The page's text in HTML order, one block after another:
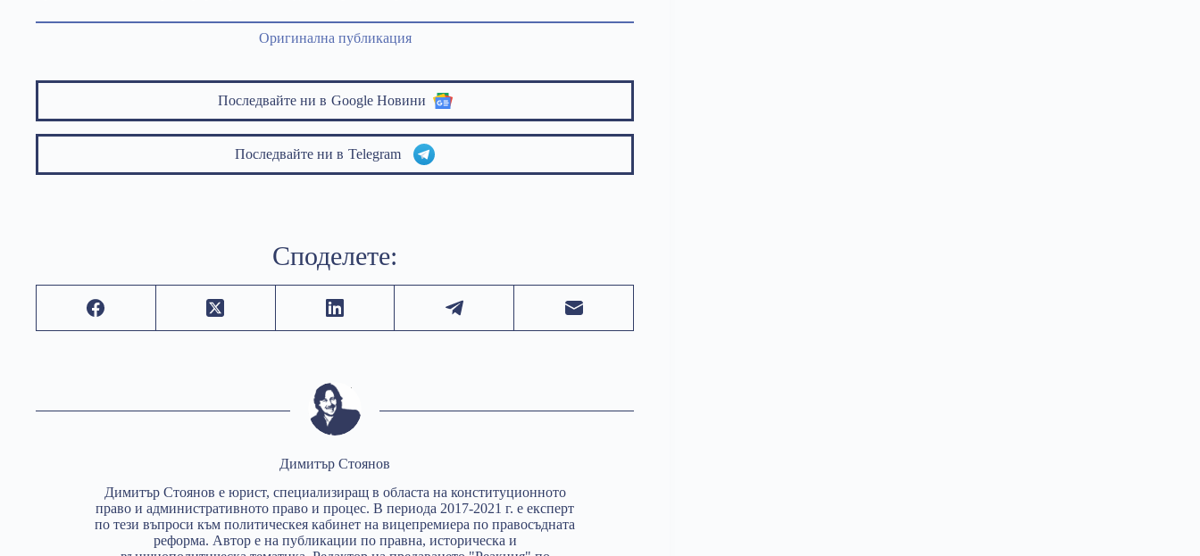
Оригинална публикация
Последвайте ни в Google Новини
Последвайте ни в Telegram
Споделете:
Димитър Стоянов
Димитър Стоянов е юрист, специализиращ в областа на конституционното
право и административното право и процес. В периода 2017-2021 г. е експерт
по тези въпроси към политическея кабинет на вицепремиера по правосъдната
реформа. Автор е на публикации по правна, историческа и